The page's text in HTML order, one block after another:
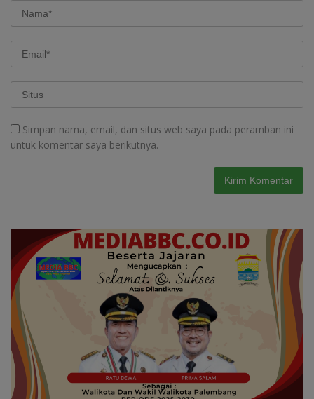
Simpan nama, email, dan situs web saya pada peramban ini
untuk komentar saya berikutnya.